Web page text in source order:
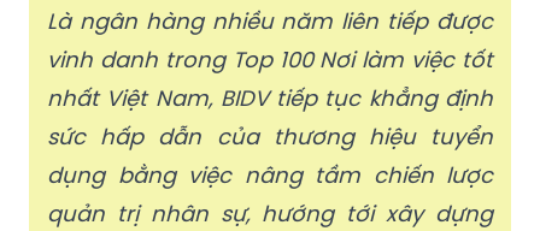
Là ngân hàng nhiều năm liên tiếp được
vinh danh trong Top 100 Nơi làm việc tốt
nhất Việt Nam, BIDV tiếp tục khẳng định
sức hấp dẫn của thương hiệu tuyển
dụng bằng việc nâng tầm chiến lược
quản trị nhân sự, hướng tới xây dựng